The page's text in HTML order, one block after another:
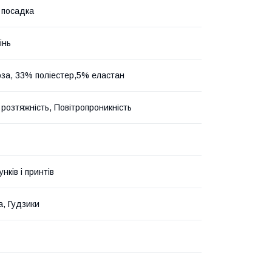
33% поліестер,5% еластан
Повітропроникність
і принтів
Гудзики